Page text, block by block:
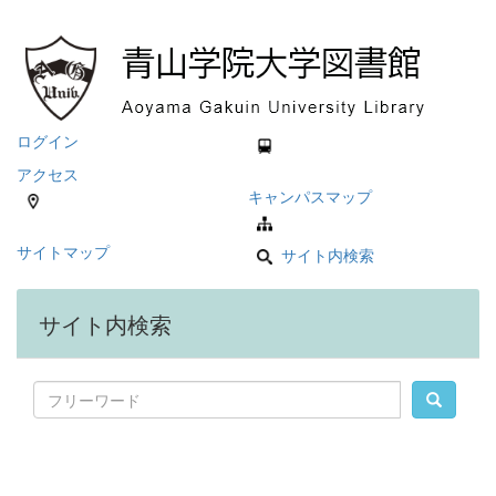
ログイン
アクセス
キャンパスマップ
サイトマップ サイト内検索
サイト内検索